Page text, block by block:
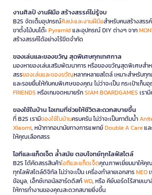
งานศิลป์ งานฝีมือ สร้างสรรค์ไม่รู้จบ
B2S จัดเต็มอุปกรณ์ศิลปะและงานฝีมือสำหรับคนสร้างสรร
ขาตั้งไม้บนโต๊ะPyramidและอุปกรณ์ DIY ต่างๆ จาก
สร้างสรรค์ได้อย่างไร้ขีดจำกัด
ของเล่นและของขวัญ สุดพิเศษทุกเทศกาล
มองหาของเล่นเสริมพัฒนาการ หรือของขวัญสุดพิเศษสำห
สรรของเล่นและของขวัญหลากหลายสไตล์ เหมาะสำหรับทุ
และรอยยิ้มให้กับคนพิเศษของคุณ ไม่ว่าจะเป็น กระเป๋าเก็
FRIENDS หรือเกมจดหมายรักSIAM BOARDGAMES เรา
ของใช้ในบ้าน ไอเทมที่ช่วยให้ชีวิตสะดวกสบายขึ้น
ที่ B2S เรามีของใช้ในบ้านครบครัน ไม่ว่าจะเป็นกาต้มน้ำ
Xiaomi, หน้ากากอนามัยทางการแพทย์Double A Careแล
ให้คุณเลือกสรร
ไอทีและแก็ดเจ็ต ล้ำสมัย ตอบโจทย์ทุกไลฟ์สไตล์
B2S ได้คัดสรรสินค้าไอทีและแก็ดเจ็ตคุณภาพเยี่ยมมาให้คุ
ทุกไลฟ์สไตล์ดิจิทัล ไม่ว่าจะเป็น เครื่องทำลายเอกสารNEO
ข้อมูล, เอ็กซ์เทอนัลฮาร์ดดิสก์WD, หรือ คีย์บอร์ดไร้สายเม
ให้การทำงานของคุณสะดวกสบายยิ่งขึ้น